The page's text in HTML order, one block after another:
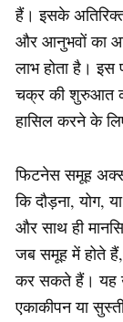
हैं। इसके
और आनुभवों का
लाभ होता है। इस
चक्र की शुरुआत
हासिल करने के
फिटनेस समूह
कि दौड़ना, योग,
और साथ ही
जब समूह में होते
कर सकते हैं। यह
एकाकीपन या